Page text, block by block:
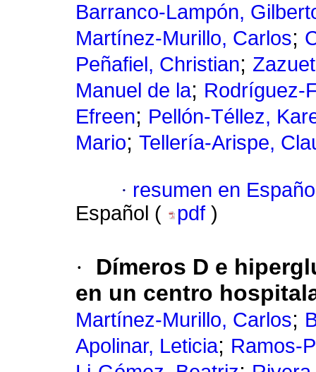
Barranco-Lampón,
Martínez-Murillo, Carlos;
Peñafiel, Christian;
Manuel de la; Rodríguez-
Efreen; Pellón-Téllez,
Mario; Tellería-Arispe,
· resumen en
Español (
pdf )
·
Dímeros D e
en un centro
Martínez-Murillo, Carlos;
Apolinar, Leticia; Ramos-